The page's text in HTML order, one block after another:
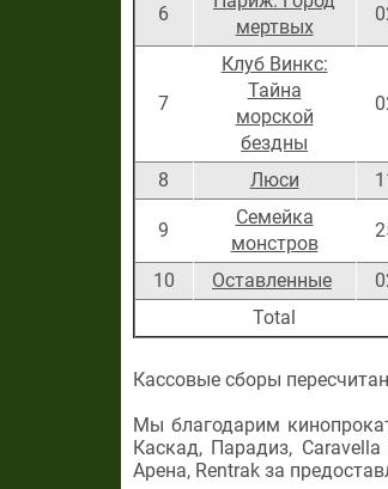
6
мертвых
7
Клуб Винкс:
Тайна
морской
бездны
8 Люси
9
Семейка
монстров
10 Оставленные
Total
Кассовые сборы
Мы благодарим
Каскад, Парадиз,
Арена, Rentrak за